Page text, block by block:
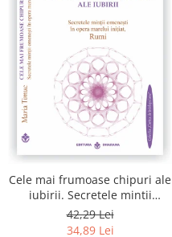
Cele mai frumoase chipuri ale
iubirii. Secretele mintii
omenesti in opera marelui
initiat, Rumi
42,29 Lei
34,89 Lei